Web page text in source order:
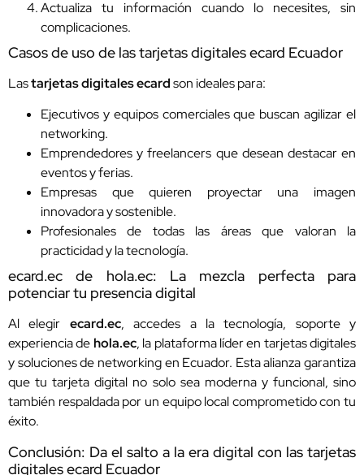
Actualiza tu información cuando lo necesites, sin
complicaciones.
Casos de uso de las tarjetas digitales ecard Ecuador
Lastarjetas digitales ecardson ideales para:
Ejecutivos y equipos comerciales que buscan agilizar el
networking.
Emprendedores y freelancers que desean destacar en
eventos y ferias.
Empresas que quieren proyectar una imagen
innovadora y sostenible.
Profesionales de todas las áreas que valoran la
practicidad y la tecnología.
ecard.ec de hola.ec: La mezcla perfecta para
potenciar tu presencia digital
Al elegir ecard.ec, accedes a la tecnología, soporte y
experiencia de hola.ec, la plataforma líder en tarjetas digitales
y soluciones de networking en Ecuador. Esta alianza garantiza
que tu tarjeta digital no solo sea moderna y funcional, sino
también respaldada por un equipo local comprometido con tu
éxito.
Conclusión: Da el salto a la era digital con las tarjetas
digitales ecard Ecuador